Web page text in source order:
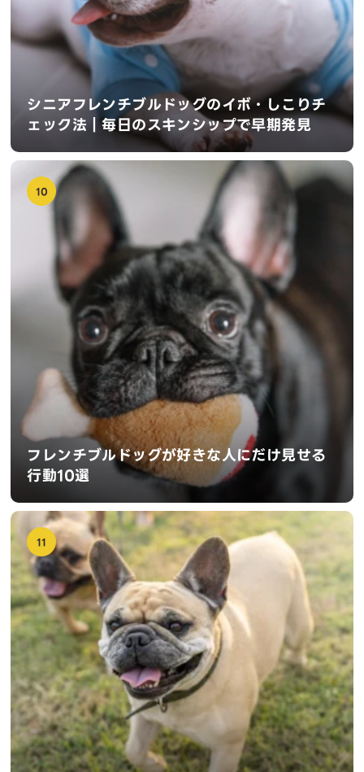
シニアフレンチブルドッグのイボ・しこりチ
ェック法｜毎日のスキンシップで早期発見
10
フレンチブルドッグが好きな人にだけ見せる
行動10選
11